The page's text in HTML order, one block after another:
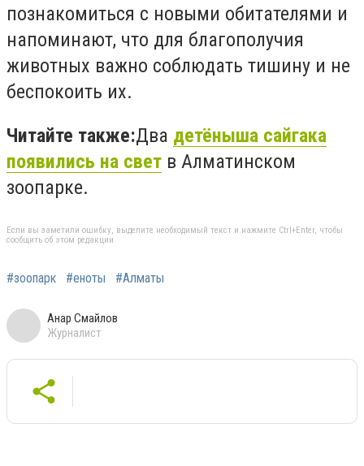
познакомиться с новыми обитателями и
напоминают, что для благополучия
животных важно соблюдать тишину и не
беспокоить их.
Читайте также:Два детёныша сайгака
появились на свет в Алматинском
зоопарке.
Если вы заметили ошибку, выделите необходимый текст и нажмите Ctrl+Enter, чтобы
сообщить об этом редакции
#зоопарк #еноты #Алматы
Анар Смайлов
Журналист